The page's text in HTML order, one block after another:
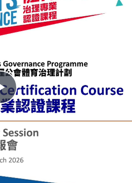
Play
Video